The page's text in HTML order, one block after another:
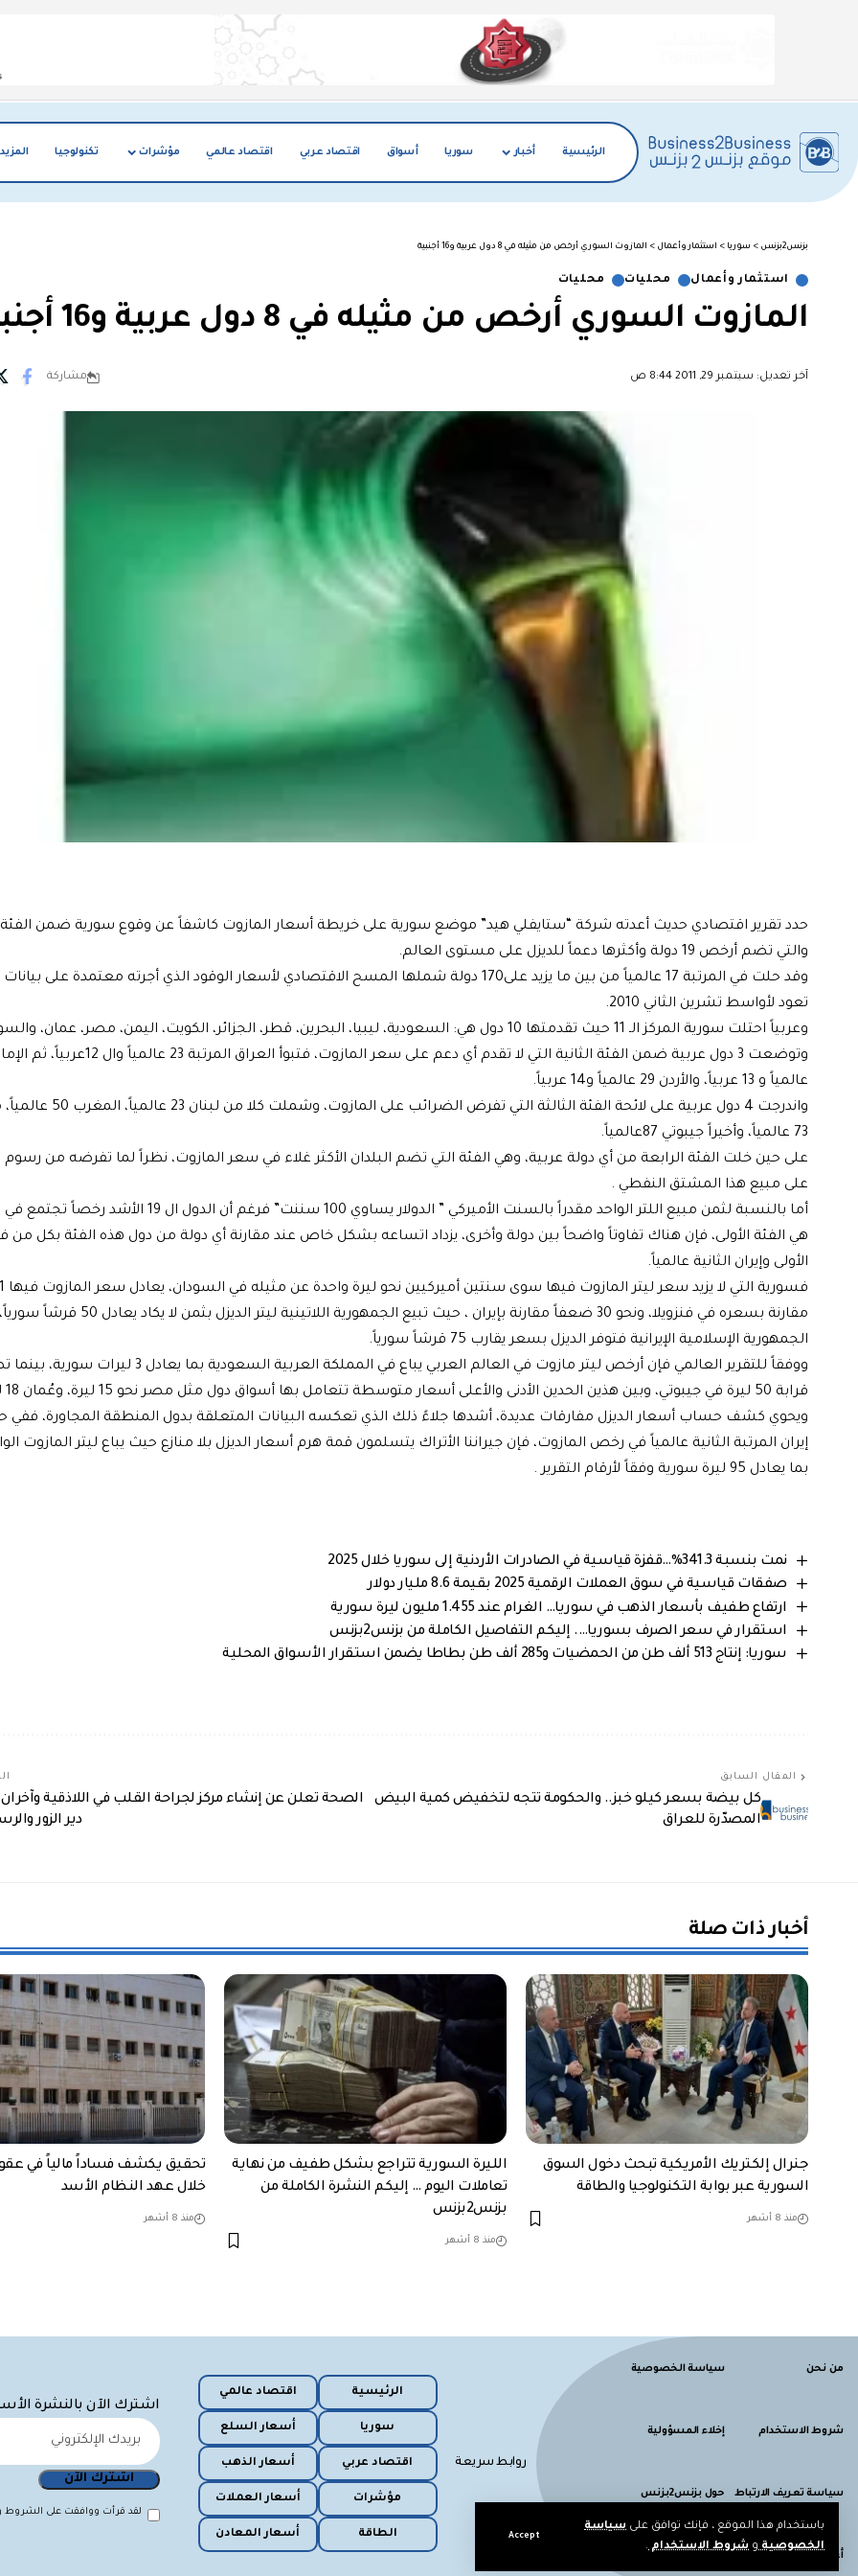
باستخدام هذا الموقع ، فإنك توافق على سياسة
الخصوصيةو شروط الاستخدام.
Accept
الرئيسية أخبار سوريا أسواق اقتصاد عربي اقتصاد عالمي مؤشرات تكنولوجيا المزيد
بزنس2بزنس > سوريا > استثمار وأعمال > المازوت السوري أرخص من مثيله في 8 دول عربية و16 أجنبية
استثمار وأعمال محليات محليات
المازوت السوري أرخص من مثيله في 8 دول عربية و16 أجنبية
آخر تعديل: سبتمبر 29, 2011 8:44 ص مشاركة
حدد تقرير اقتصادي حديث أعدته شركة “ستايفلي هيد” موضع سورية على خريطة أسعار المازوت كاشفاً عن وقوع سورية ضمن الفئة
والتي تضم أرخص 19 دولة وأكثرها دعماً للديزل على مستوى العالم.
وقد حلت في المرتبة 17 عالمياً من بين ما يزيد على170 دولة شملها المسح الاقتصادي لأسعار الوقود الذي أجرته معتمدة على
تعود لأواسط تشرين الثاني 2010.
وعربياً احتلت سورية المركز الـ 11 حيث تقدمتها 10 دول هي: السعودية، ليبيا، البحرين، قطر، الجزائر، الكويت، اليمن، مصر، عمان، والسودان.
عالمياً و 13 عربياً، والأردن 29 عالمياً و14 عربياً.
واندرجت 4 دول عربية على لائحة الفئة الثالثة التي تفرض
73 عالمياً، وأخيراً جيبوتي 87عالمياً.
على حين خلت الفئة الرابعة من أي دولة عربية، وهي الفئة التي تضم البلدان الأكثر غلاء في سعر المازوت، نظراً لما تفرضه من
على مبيع هذا المشتق النفطي .
أما بالنسبة لثمن مبيع اللتر الواحد مقدراً بالسنت الأميركي ” الدولار يساوي 100 سننت” فرغم
هي الفئة الأولى، فإن هناك تفاوتاً واضحاً بين دولة وأخرى، يزداد اتساعه بشكل خاص عند مقارنة أي دولة من دول هذه الفئة بكل من
الأولى وإيران الثانية عالمياً.
مقارنة بسعره في فنزويلا، ونحو 30 ضعفاً مقارنة بإيران ، حيث تبيع الجمهورية اللاتينية ليتر الديزل
الجمهورية الإسلامية الإيرانية فتوفر الديزل بسعر يقارب 75 قرشاً سورياً.
ووفقاً للتقرير العالمي فإن أرخص ليتر مازوت في العالم العربي يباع في المملكة العربية السعودية بما
قرابة 50 ليرة في جيبوتي، وبين هذين الحدين الأدنى والأعلى أسعار متوسطة تتعامل بها أسواق دول مثل مصر نحو 15 ليرة، وعُمان 18 ليرة.
ويحوي كشف حساب أسعار الديزل مفارقات عديدة، أشدها جلاءً ذلك الذي تعكسه البيانات المتعلقة بدول المنطقة المجاورة، ففي
إيران المرتبة الثانية عالمياً في رخص المازوت، فإن جيراننا الأتراك يتسلمون قمة هرم أسعار الديزل بلا منازع حيث يباع ليتر المازوت
بما يعادل 95 ليرة سورية وفقاً لأرقام التقرير .
نمت بنسبة 341.3%…قفزة قياسية في الصادرات الأردنية إلى سوريا خلال 2025
صفقات قياسية في سوق العملات الرقمية 2025 بقيمة 8.6 مليار دولار
ارتفاع طفيف بأسعار الذهب في سوريا… الغرام عند 1.455 مليون ليرة سورية
استقرار في سعر الصرف بسوريا…. إليكم التفاصيل الكاملة من بزنس2بزنس
سوريا: إنتاج 513 ألف طن من الحمضيات و285 ألف طن بطاطا يضمن استقرار الأسواق المحلية
المقال السابق
كل بيضة بسعر كيلو خبز.. والحكومة تتجه لتخفيض كمية البيض
المصدّرة للعراق
الصحة تعلن عن إنشاء مركز لجراحة القلب في اللاذقية
دير الزور
أخبار ذات صلة
جنرال إلكتريك الأمريكية تبحث دخول السوق
السورية عبر بوابة التكنولوجيا والطاقة
منذ 8 أشهر
الليرة السورية تتراجع بشكل طفيف من نهاية
تعاملات اليوم … إليكم النشرة الكاملة من
بزنس2بزنس
منذ 8 أشهر
تحقيق يكشف فساداً مالياً في
خلال عهد النظام الأسد
منذ 8 أشهر
من نحن سياسة الخصوصية
شروط الاستخدام إخلاء المسؤولية
سياسة تعريف الارتباط حول بزنس2بزنس
أعلن معنا
روابط سريعة
الرئيسية اقتصاد عالمي
سوريا أسعار السلع
اقتصاد عربي أسعار الذهب
مؤشرات أسعار العملات
الطاقة أسعار المعادن
اشترك الآن بالنشرة
لقد قرأت ووافقت على الشروط